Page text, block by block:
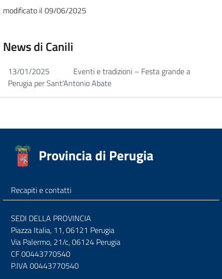
modificato il 09/06/2025
News di Canili
13/01/2025
Eventi e tradizioni – Festa grande a
Perugia per Sant'Antonio Abate
Provincia di Perugia
Recapiti e contatti
SEDI DELLA PROVINCIA
Piazza Italia, 11, 06121 Perugia
Via Palermo, 21/c, 06124 Perugia
CF 00443770540
P.IVA 00443770540